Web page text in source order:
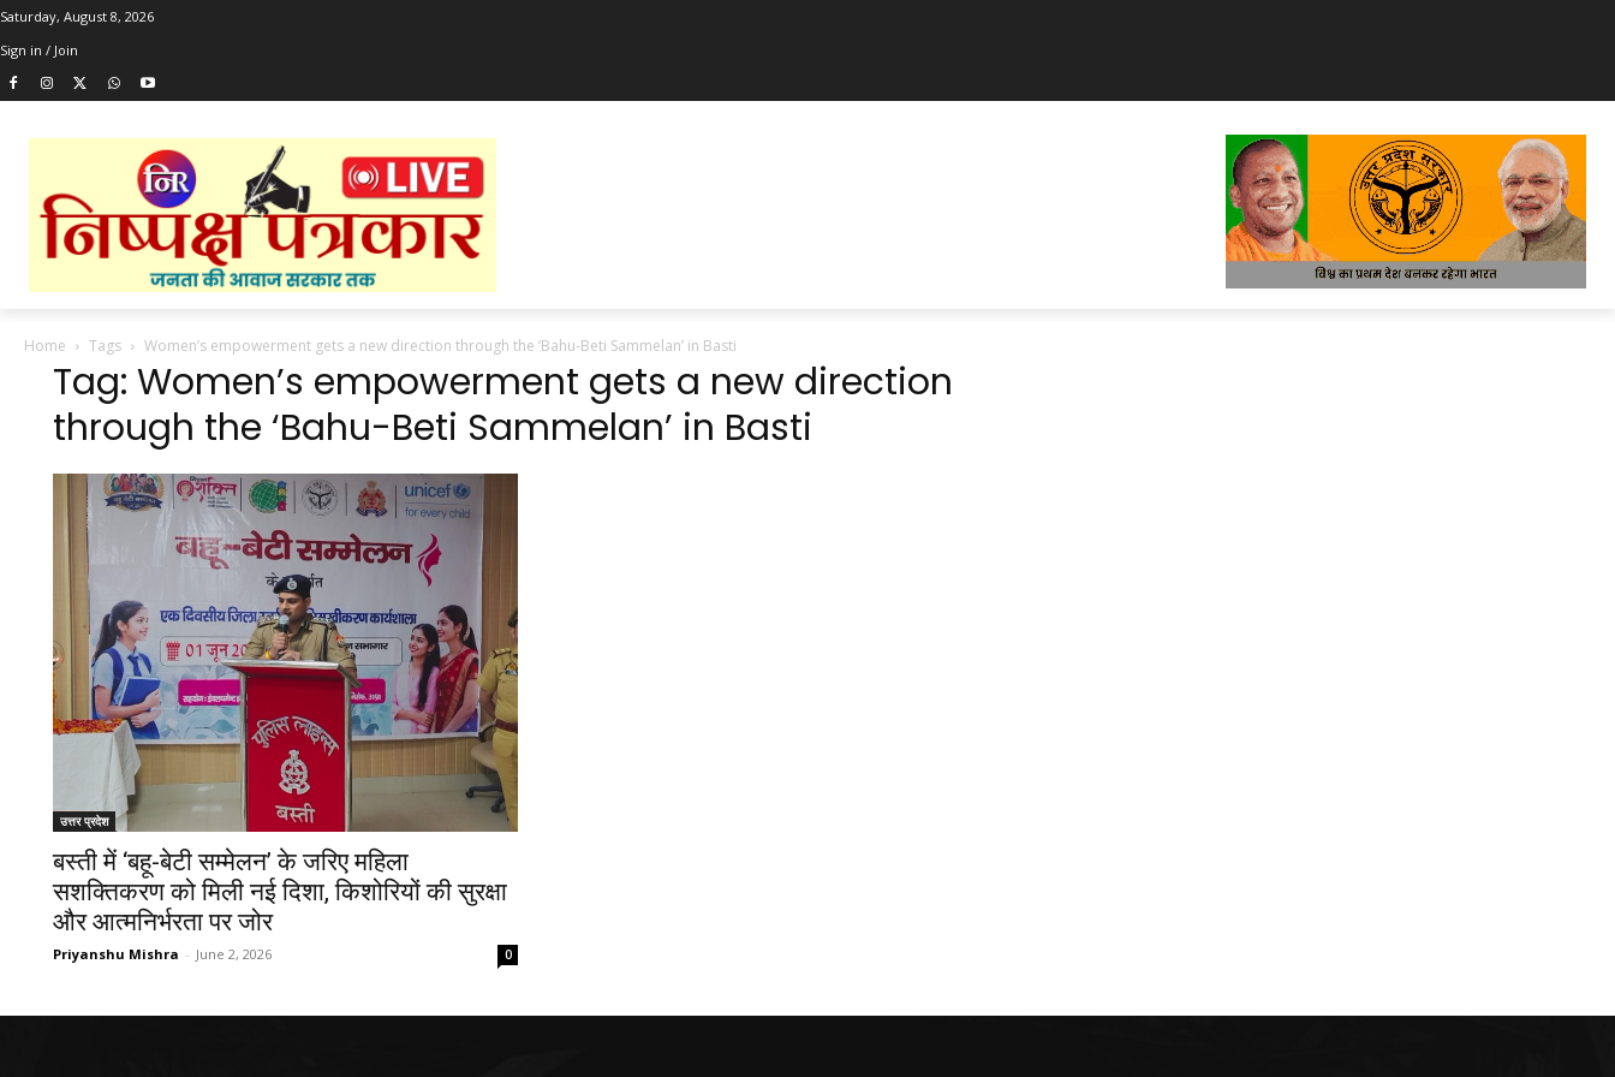
Saturday, August 8, 2026
Sign in / Join
Home Tags Women’s empowerment gets a new direction through the ‘Bahu-Beti Sammelan’ in Basti
Tag: Women’s empowerment gets a new direction
through the ‘Bahu-Beti Sammelan’ in Basti
उत्तर प्रदेश
बस्ती में ‘बहू-बेटी सम्मेलन’ के जरिए महिला
सशक्तिकरण को मिली नई दिशा, किशोरियों की सुरक्षा
और आत्मनिर्भरता पर जोर
Priyanshu Mishra - June 2, 2026 0